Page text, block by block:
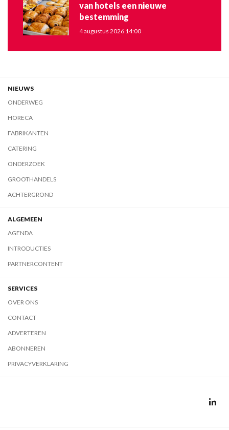
van hotels een nieuwe
bestemming
4 augustus 2026 14:00
NIEUWS
ONDERWEG
HORECA
FABRIKANTEN
CATERING
ONDERZOEK
GROOTHANDELS
ACHTERGROND
ALGEMEEN
AGENDA
INTRODUCTIES
PARTNERCONTENT
SERVICES
OVER ONS
CONTACT
ADVERTEREN
ABONNEREN
PRIVACYVERKLARING